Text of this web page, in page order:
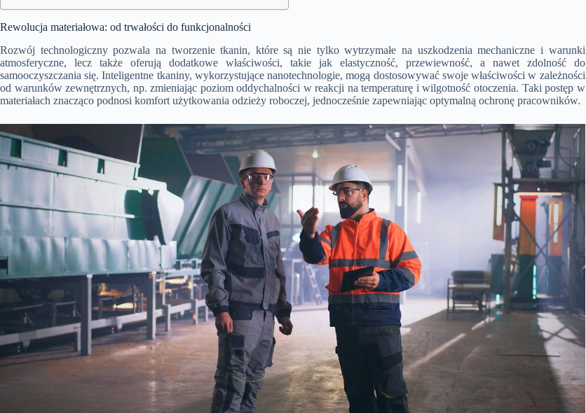
Rewolucja materiałowa: od trwałości do funkcjonalności
Rozwój technologiczny pozwala na tworzenie tkanin, które są nie tylko wytrzymałe na uszkodzenia mechaniczne i warunki
atmosferyczne, lecz także oferują dodatkowe właściwości, takie jak elastyczność, przewiewność, a nawet zdolność do
samooczyszczania się. Inteligentne tkaniny, wykorzystujące nanotechnologie, mogą dostosowywać swoje właściwości w zależności
od warunków zewnętrznych, np. zmieniając poziom oddychalności w reakcji na temperaturę i wilgotność otoczenia. Taki postęp w
materiałach znacząco podnosi komfort użytkowania odzieży roboczej, jednocześnie zapewniając optymalną ochronę pracowników.